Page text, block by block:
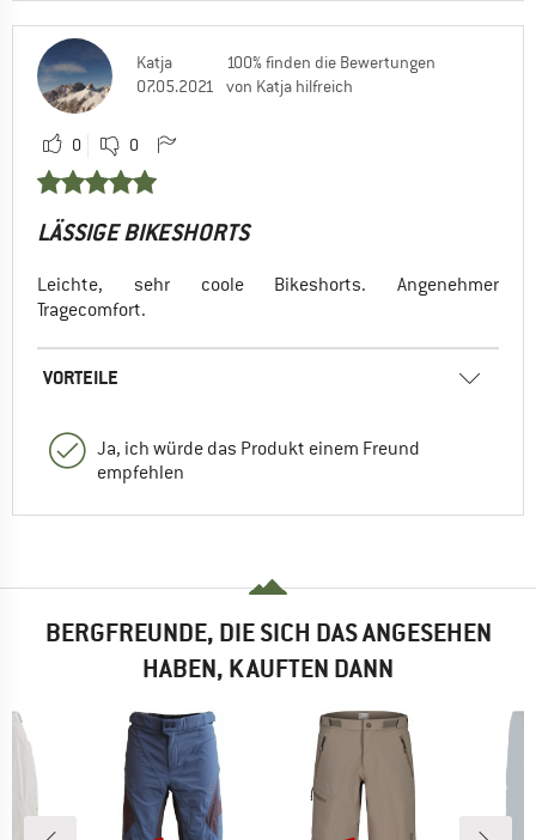
Katja
07.05.2021
100% finden die Bewertungen
von Katja hilfreich
0 0
LÄSSIGE BIKESHORTS
Leichte, sehr coole Bikeshorts. Angenehmer
Tragecomfort.
VORTEILE
Ja, ich würde das Produkt einem Freund
empfehlen
BERGFREUNDE, DIE SICH DAS ANGESEHEN
HABEN, KAUFTEN DANN